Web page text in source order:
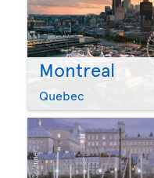
Montreal
Quebec